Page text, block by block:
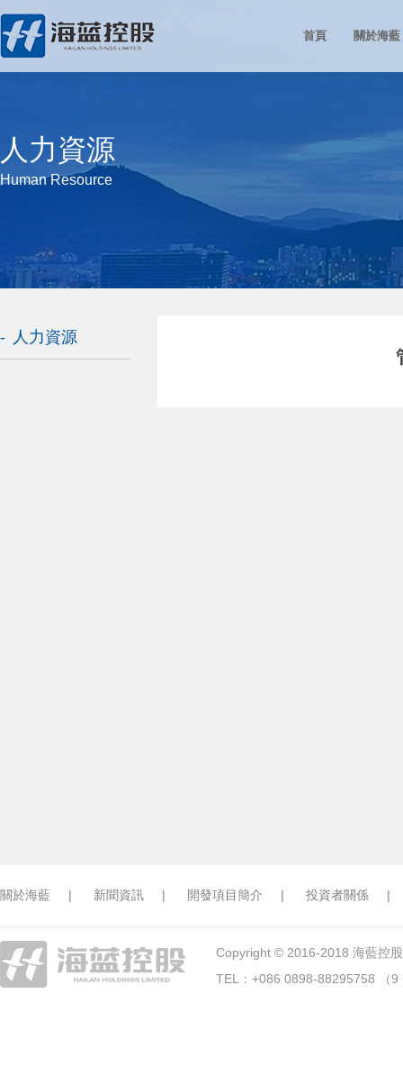
首頁 關於海藍
人力資源
Human Resource
人力資源
關於海藍 | 新聞資訊 | 開發項目簡介 | 投資者關係 |
Copyright © 2016-2018 海藍控
TEL：+086 0898-88295758 （